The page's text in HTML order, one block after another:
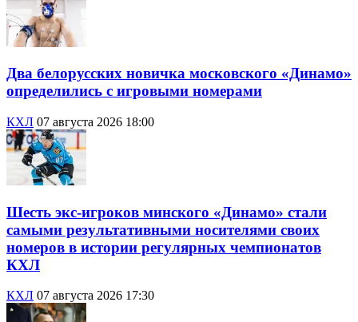
Два белорусских новичка московского «Динамо»
определились с игровыми номерами
КХЛ 07 августа 2026 18:00
Шесть экс-игроков минского «Динамо» стали
самыми результативными носителями своих
номеров в истории регулярных чемпионатов
КХЛ
КХЛ 07 августа 2026 17:30